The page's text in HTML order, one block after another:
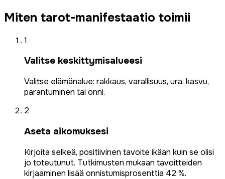
Miten tarot-manifestaatio toimii
1
Valitse keskittymisalueesi
Valitse elämänalue: rakkaus, varallisuus, ura, kasvu,
parantuminen tai onni.
2
Aseta aikomuksesi
Kirjoita selkeä, positiivinen tavoite ikään kuin se olisi
jo toteutunut. Tutkimusten mukaan tavoitteiden
kirjaaminen lisää onnistumisprosenttia 42 %.